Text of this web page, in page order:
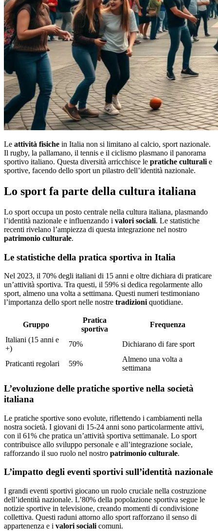
Le attività fisiche in Italia non si limitano al calcio, sport nazionale.
Il rugby, la pallamano, il tennis e il ciclismo plasmano il panorama
sportivo italiano. Questa diversità arricchisce le pratiche culturali e
sportive, facendo dello sport un pilastro dell’identità nazionale.
Lo sport fa parte della cultura italiana
Lo sport occupa un posto centrale nella cultura italiana, plasmando
l’identità nazionale e influenzando i valori sociali. Le statistiche
recenti rivelano l’ampiezza di questa integrazione nel nostro
patrimonio culturale.
Le statistiche della pratica sportiva in Italia
Nel 2023, il 70% degli italiani di 15 anni e oltre dichiara di praticare
un’attività sportiva. Tra questi, il 59% si dedica regolarmente allo
sport, almeno una volta a settimana. Questi numeri testimoniano
l’importanza dello sport nelle nostre tradizioni quotidiane.
Gruppo
Pratica
sportiva
Frequenza
Italiani (15 anni e
+)
70% Dichiarano di fare sport
Praticanti regolari 59%
Almeno una volta a
settimana
L’evoluzione delle pratiche sportive nella società
italiana
Le pratiche sportive sono evolute, riflettendo i cambiamenti nella
nostra società. I giovani di 15-24 anni sono particolarmente attivi,
con il 61% che pratica un’attività sportiva settimanale. Lo sport
contribuisce allo sviluppo personale e all’integrazione sociale,
rafforzando il suo ruolo nel nostro patrimonio culturale.
L’impatto degli eventi sportivi sull’identità nazionale
I grandi eventi sportivi giocano un ruolo cruciale nella costruzione
dell’identità nazionale. L’80% della popolazione sportiva segue le
notizie sportive in televisione, creando momenti di condivisione
collettiva. Questi raduni attorno allo sport rafforzano il senso di
appartenenza e i valori sociali comuni.